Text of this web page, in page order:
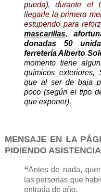
pueda), durante el
llegarle la primera
estupendo para
mascarillas,
donadas 50
ferretería Alberto
momento tiene
químicos exteriores,
que al ser de baja
poco (según el tipo
que exponer).
MENSAJE EN LA
PIDIENDO
“Antes de nada,
las personas que
entrada de año.